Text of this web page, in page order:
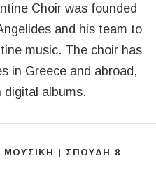
Choir was founded
and his team to
music. The choir has
in Greece and abroad,
digital albums.
ΜΟΥΣΙΚΉ | ΣΠΟΥΔΉ 8